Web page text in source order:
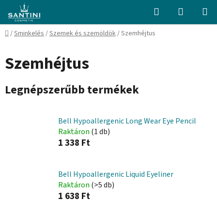
fő
tartalomhoz
Keresés KOSÁR
Kezdőlap
/Sminkelés/Szemek és szemöldök/Szemhéjtus
Szemhéjtus
Legnépszerűbb termékek
Bell Hypoallergenic Long Wear Eye Pencil
Raktáron (1 db)
1 338 Ft
Bell Hypoallergenic Liquid Eyeliner
Raktáron (>5 db)
1 638 Ft